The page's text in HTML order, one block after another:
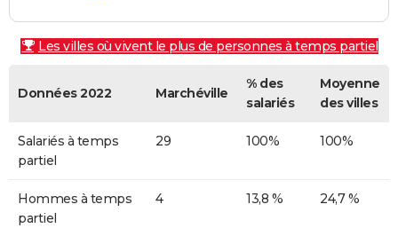
Les villes où vivent le plus de personnes à temps partiel
Données 2022 Marchéville
% des
salariés
Moyenne
des villes
Salariés à temps
partiel
29 100% 100%
Hommes à temps
partiel
4 13,8 % 24,7 %